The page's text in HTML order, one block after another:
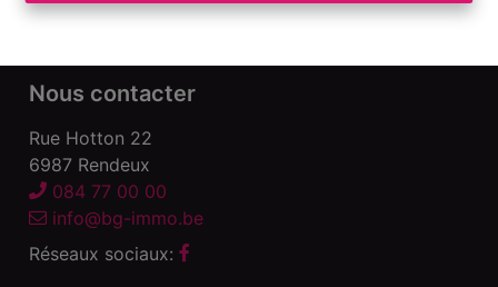
Déclaration de confidentialité-Conditions
Nous contacter
Rue Hotton 22
6987 Rendeux
084 77 00 00
info@bg-immo.be
Réseaux sociaux: